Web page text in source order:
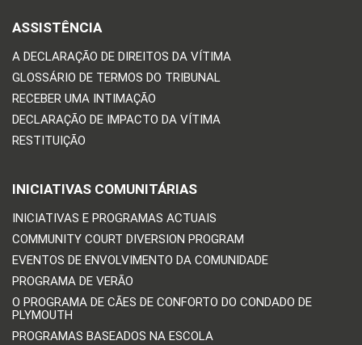
ASSISTÊNCIA
A DECLARAÇÃO DE DIREITOS DA VÍTIMA
GLOSSÁRIO DE TERMOS DO TRIBUNAL
RECEBER UMA INTIMAÇÃO
DECLARAÇÃO DE IMPACTO DA VÍTIMA
RESTITUIÇÃO
INICIATIVAS COMUNITÁRIAS
INICIATIVAS E PROGRAMAS ACTUAIS
COMMUNITY COURT DIVERSION PROGRAM
EVENTOS DE ENVOLVIMENTO DA COMUNIDADE
PROGRAMA DE VERÃO
O PROGRAMA DE CÃES DE CONFORTO DO CONDADO DE
PLYMOUTH
PROGRAMAS BASEADOS NA ESCOLA